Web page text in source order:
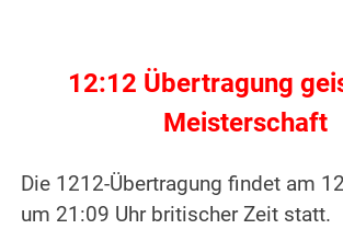
12:12 Übertragung
Meisterschaft
Die 1212-Übertragung findet am
um 21:09 Uhr britischer Zeit statt.